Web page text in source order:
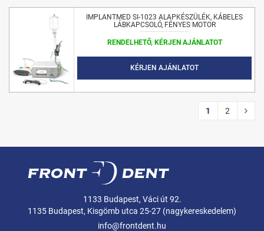
IMPLANTMED SI-1023 ALAPKÉSZÜLÉK, KÁBELES
LÁBKAPCSOLÓ, FÉNYES MOTOR
RENDELHETŐ, KÉRJEN AJÁNLATOT
KÉRJEN AJÁNLATOT
1 2
1133 Budapest, Váci út 92.
1135 Budapest, Kisgömb utca 25-27 (nagykereskedelem)
info@frontdent.hu